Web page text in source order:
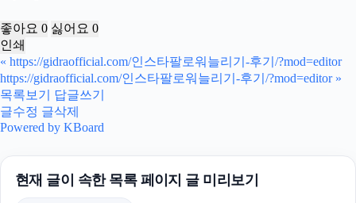
좋아요 0 싫어요 0
인쇄
« https://gidraofficial.com/인스타팔로워늘리기-후기/?mod=editor
https://gidraofficial.com/인스타팔로워늘리기-후기/?mod=editor »
목록보기
답글쓰기
글수정 글삭제
Powered by KBoard
현재 글이 속한 목록 페이지 글 미리보기